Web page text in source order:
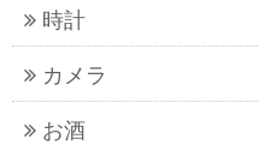
時計
カメラ
お酒